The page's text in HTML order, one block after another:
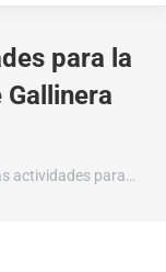
para la
actividades para…